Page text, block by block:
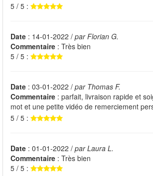
5 / 5 :
Date : 14-01-2022 / par Florian G.
Commentaire : Très bien
5 / 5 :
Date : 03-01-2022 / par Thomas F.
Commentaire : parfait, livraison rapide et
mot et une petite vidéo de remerciement
5 / 5 :
Date : 01-01-2022 / par Laura L.
Commentaire : Très bien
5 / 5 :